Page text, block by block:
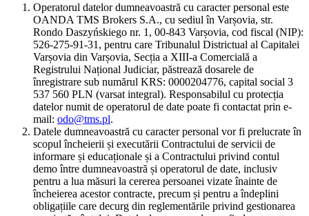
Operatorul datelor dumneavoastră cu caracter personal este
OANDA TMS Brokers S.A., cu sediul în Varșovia, str.
Rondo Daszyńskiego nr. 1, 00-843 Varșovia, cod fiscal (NIP):
526-275-91-31, pentru care Tribunalul Districtual al Capitalei
Varșovia din Varșovia, Secția a XIII-a Comercială a
Registrului Național Judiciar, păstrează dosarele de
înregistrare sub numărul KRS: 0000204776, capital social 3
537 560 PLN (varsat integral). Responsabilul cu protecția
datelor numit de operatorul de date poate fi contactat prin e-
mail: odo@tms.pl.
Datele dumneavoastră cu caracter personal vor fi prelucrate în
scopul încheierii și executării Contractului de servicii de
informare și educaționale și a Contractului privind contul
demo între dumneavoastră și operatorul de date, inclusiv
pentru a lua măsuri la cererea persoanei vizate înainte de
încheierea acestor contracte, precum și pentru a îndeplini
obligațiile care decurg din reglementările privind gestionarea